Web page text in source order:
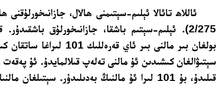
ئاللاھ تائالا ئېلىم-سېتىمنى ھالال، جازانىخورلۇقنى
2/275).
بولغان بىر مالنى بىر ئاي
قىلىدۇ، بۇ 101 لىرا ئۇ مالنىڭ بەدىلىدۇر.